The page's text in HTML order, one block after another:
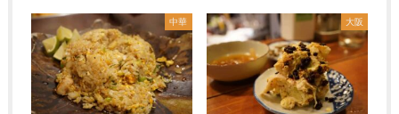
中華 大阪